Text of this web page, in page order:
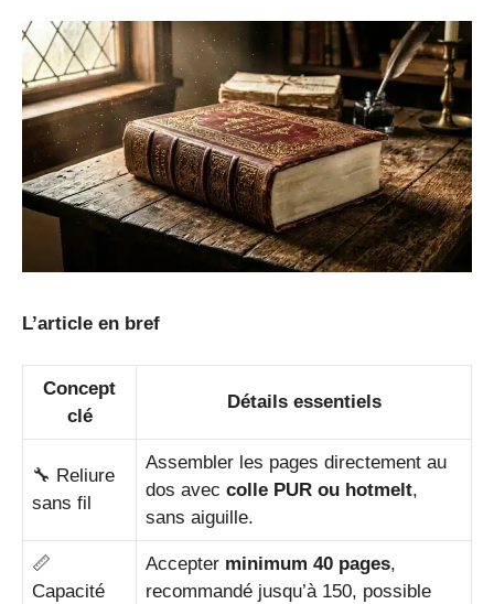
L’article en bref
Concept
clé
Détails essentiels
🔧 Reliure
sans fil
Assembler les pages directement au
dos avec colle PUR ou hotmelt,
sans aiguille.
📏
Capacité
Accepter minimum 40 pages,
recommandé jusqu’à 150, possible